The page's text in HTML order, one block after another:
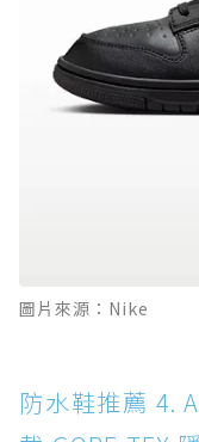
圖片來源：Nike
防水鞋推薦 4.